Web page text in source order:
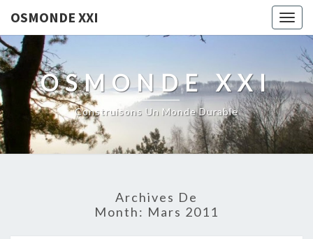
OSMONDE XXI
OSMONDE XXI
Construisons Un Monde Durable
Archives De
Month: Mars 2011